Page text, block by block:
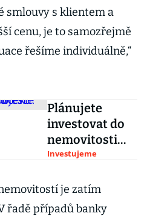
smlouvy s klientem a
cenu, je to samozřejmě
řešíme individuálně,“
Plánujete
investovat do
nemovitosti
přes hypotéku?
kde se to ještě
vyplatí
Investujeme
je zatím
řadě případů banky